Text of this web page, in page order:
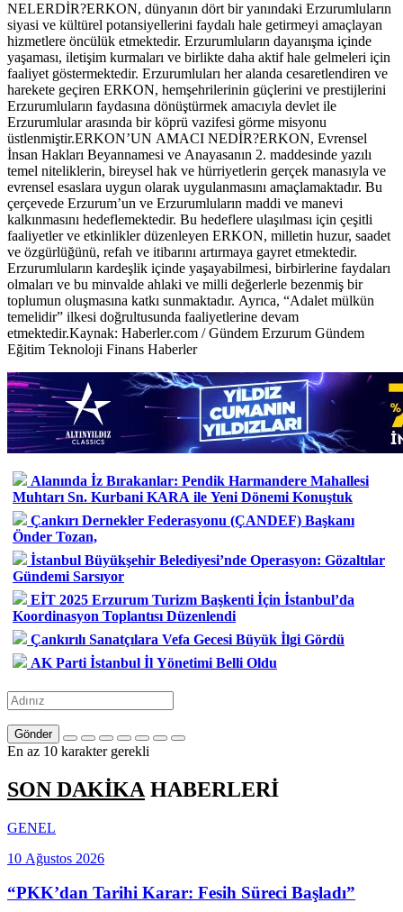
NELERDİR?ERKON, dünyanın dört bir yanındaki Erzurumluların
siyasi ve kültürel potansiyellerini faydalı hale getirmeyi amaçlayan
hizmetlere öncülük etmektedir. Erzurumluların dayanışma içinde
yaşaması, iletişim kurmaları ve birlikte daha aktif hale gelmeleri için
faaliyet göstermektedir. Erzurumluları her alanda cesaretlendiren ve
harekete geçiren ERKON, hemşehrilerinin güçlerini ve prestijlerini
Erzurumluların faydasına dönüştürmek amacıyla devlet ile
Erzurumlular arasında bir köprü vazifesi görme misyonu
üstlenmiştir.ERKON’UN AMACI NEDİR?ERKON, Evrensel
İnsan Hakları Beyannamesi ve Anayasanın 2. maddesinde yazılı
temel niteliklerin, bireysel hak ve hürriyetlerin gerçek manasıyla ve
evrensel esaslara uygun olarak uygulanmasını amaçlamaktadır. Bu
çerçevede Erzurum’un ve Erzurumluların maddi ve manevi
kalkınmasını hedeflemektedir. Bu hedeflere ulaşılması için çeşitli
faaliyetler ve etkinlikler düzenleyen ERKON, milletin huzur, saadet
ve özgürlüğünü, refah ve itibarını artırmaya gayret etmektedir.
Erzurumluların kardeşlik içinde yaşayabilmesi, birbirlerine faydaları
olmaları ve bu minvalde ahlaki ve milli değerlerle bezenmiş bir
toplumun oluşmasına katkı sunmaktadır. Ayrıca, “Adalet mülkün
temelidir” ilkesi doğrultusunda faaliyetlerine devam
etmektedir.Kaynak: Haberler.com / Gündem Erzurum Gündem
Eğitim Teknoloji Finans Haberler
Alanında İz Bırakanlar: Pendik Harmandere Mahallesi
Muhtarı Sn. Kurbani KARA ile Yeni Dönemi Konuştuk
Çankırı Dernekler Federasyonu (ÇANDEF) Başkanı
Önder Tozan,
İstanbul Büyükşehir Belediyesi’nde Operasyon: Gözaltılar
Gündemi Sarsıyor
EİT 2025 Erzurum Turizm Başkenti İçin İstanbul’da
Koordinasyon Toplantısı Düzenlendi
Çankırılı Sanatçılara Vefa Gecesi Büyük İlgi Gördü
AK Parti İstanbul İl Yönetimi Belli Oldu
Gönder
En az 10 karakter gerekli
SON DAKİKA HABERLERİ
GENEL
10 Ağustos 2026
“PKK’dan Tarihi Karar: Fesih Süreci Başladı”